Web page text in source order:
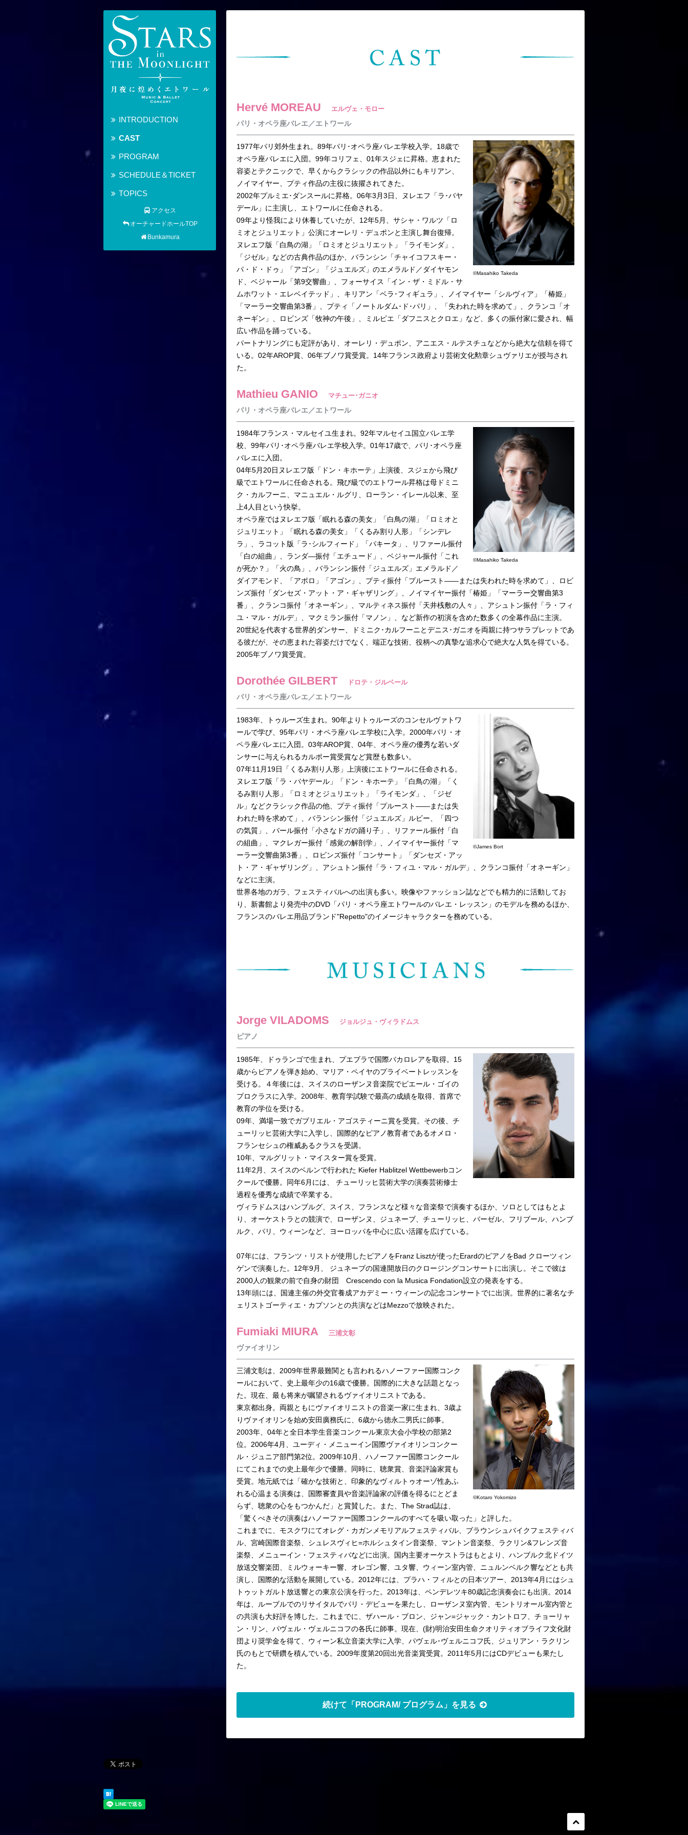
INTRODUCTION
CAST
PROGRAM
SCHEDULE＆TICKET
TOPICS
アクセス
オーチャードホールTOP
Bunkamura
Hervé MOREAU エルヴェ・モロー
パリ・オペラ座バレエ／エトワール
©Masahiko Takeda
1977年パリ郊外生まれ。89年パリ･オペラ座バレエ学校入学。18歳で
オペラ座バレエに入団。99年コリフェ、01年スジェに昇格。恵まれた
容姿とテクニックで、早くからクラシックの作品以外にもキリアン、
ノイマイヤー、プティ作品の主役に抜擢されてきた。
2002年プルミエ･ダンスールに昇格。06年3月3日、ヌレエフ「ラ･バヤ
デール」に主演し、エトワールに任命される。
09年より怪我により休養していたが、12年5月、サシャ・ワルツ「ロ
ミオとジュリエット」公演にオーレリ・デュポンと主演し舞台復帰。
ヌレエフ版「白鳥の湖」「ロミオとジュリエット」「ライモンダ」、
「ジゼル」などの古典作品のほか、バランシン「チャイコフスキー・
パ・ド・ドゥ」「アゴン」「ジュエルズ」のエメラルド／ダイヤモン
ド、ベジャール「第9交響曲」、フォーサイス「イン・ザ・ミドル・サ
ムホワット・エレベイテッド」、キリアン「ベラ･フィギュラ」、ノイマイヤー「シルヴィア」「椿姫」
「マーラー交響曲第3番」、プティ「ノートルダム･ド･パリ」、「失われた時を求めて」、クランコ「オ
ネーギン」、ロビンズ「牧神の午後」、ミルピエ「ダフニスとクロエ」など、多くの振付家に愛され、幅
広い作品を踊っている。
パートナリングにも定評があり、オーレリ・デュポン、アニエス・ルテスチュなどから絶大な信頼を得て
いる。02年AROP賞、06年ブノワ賞受賞。14年フランス政府より芸術文化勲章シュヴァリエが授与され
た。
Mathieu GANIO マチュー･ガニオ
パリ・オペラ座バレエ／エトワール
©Masahiko Takeda
1984年フランス・マルセイユ生まれ。92年マルセイユ国立バレエ学
校、99年パリ･オペラ座バレエ学校入学。01年17歳で、パリ･オペラ座
バレエに入団。
04年5月20日ヌレエフ版「ドン・キホーテ」上演後、スジェから飛び
級でエトワールに任命される。飛び級でのエトワール昇格は母ドミニ
ク・カルフーニ、マニュエル・ルグリ、ローラン・イレール以来、至
上4人目という快挙。
オペラ座ではヌレエフ版「眠れる森の美女」「白鳥の湖」「ロミオと
ジュリエット」「眠れる森の美女」「くるみ割り人形」「シンデレ
ラ」、ラコット版「ラ･シルフィード」「パキータ」、リファール振付
「白の組曲」、ランダ―振付「エチュード」、ベジャール振付「これ
が死か？」「火の鳥」、バランシン振付「ジュエルズ」エメラルド／
ダイアモンド、「アポロ」「アゴン」、プティ振付「プルースト――または失われた時を求めて」、ロビ
ンズ振付「ダンセズ・アット・ア・ギャザリング」、ノイマイヤー振付「椿姫」「マーラー交響曲第3
番」、クランコ振付「オネーギン」、マルティネス振付「天井桟敷の人々」、アシュトン振付「ラ・フィ
ユ・マル・ガルデ」、マクミラン振付「マノン」、など新作の初演を含めた数多くの全幕作品に主演。
20世紀を代表する世界的ダンサー、ドミニク･カルフーニとデニス･ガニオを両親に持つサラブレットであ
る彼だが、その恵まれた容姿だけでなく、端正な技術、役柄への真摯な追求心で絶大な人気を得ている。
2005年ブノワ賞受賞。
Dorothée GILBERT ドロテ・ジルベール
パリ・オペラ座バレエ／エトワール
©James Bort
1983年、トゥルーズ生まれ。90年よりトゥルーズのコンセルヴァトワ
ールで学び、95年パリ・オペラ座バレエ学校に入学。2000年パリ・オ
ペラ座バレエに入団。03年AROP賞、04年、オペラ座の優秀な若いダ
ンサーに与えられるカルポー賞受賞など賞歴も数多い。
07年11月19日「くるみ割り人形」上演後にエトワールに任命される。
ヌレエフ版「ラ・バヤデール」「ドン・キホーテ」「白鳥の湖」「く
るみ割り人形」「ロミオとジュリエット」「ライモンダ」、「ジゼ
ル」などクラシック作品の他、プティ振付「プルースト――または失
われた時を求めて」、バランシン振付「ジュエルズ」ルビー、「四つ
の気質」、バール振付「小さなドガの踊り子」、リファール振付「白
の組曲」、マクレガー振付「感覚の解剖学」、ノイマイヤー振付「マ
ーラー交響曲第3番」、ロビンズ振付「コンサート」「ダンセズ・アッ
ト・ア・ギャザリング」、アシュトン振付「ラ・フィユ・マル・ガルデ」、クランコ振付「オネーギン」
などに主演。
世界各地のガラ、フェスティバルへの出演も多い。映像やファッション誌などでも精力的に活動してお
り、新書館より発売中のDVD「パリ・オペラ座エトワールのバレエ・レッスン」のモデルを務めるほか、
フランスのバレエ用品ブランド"Repetto"のイメージキャラクターを務めている。
Jorge VILADOMS ジョルジュ・ヴィラドムス
ピアノ
1985年、ドゥランゴで生まれ、プエブラで国際バカロレアを取得。15
歳からピアノを弾き始め、マリア・ペイヤのプライベートレッスンを
受ける。４年後には、スイスのローザンヌ音楽院でピエール・ゴイの
プロクラスに入学。2008年、教育学試験で最高の成績を取得、首席で
教育の学位を受ける。
09年、満場一致でガブリエル・アゴスティーニ賞を受賞。その後、チ
ューリッヒ芸術大学に入学し、国際的なピアノ教育者であるオメロ・
フランセシュの権威あるクラスを受講。
10年、マルグリット・マイスター賞を受賞。
11年2月、スイスのベルンで行われた Kiefer Hablitzel Wettbewerbコン
クールで優勝。同年6月には、 チューリッヒ芸術大学の演奏芸術修士
過程を優秀な成績で卒業する。
ヴィラドムスはハンブルグ、スイス、フランスなど様々な音楽祭で演奏するほか、ソロとしてはもとよ
り、オーケストラとの競演で、ローザンヌ、ジュネーブ、チューリッヒ、バーゼル、フリブール、ハンブ
ルク、パリ、ウィーンなど、ヨーロッパを中心に広い活躍を広げている。
07年には、フランツ・リストが使用したピアノをFranz Lisztが使ったErardのピアノをBad クローツィン
ゲンで演奏した。12年9月、 ジュネーブの国連開放日のクロージングコンサートに出演し。そこで彼は
2000人の観衆の前で自身の財団 Crescendo con la Musica Fondation設立の発表をする。
13年頭には、国連主催の外交官養成アカデミー・ウィーンの記念コンサートでに出演。世界的に著名なチ
ェリストゴーティエ・カプソンとの共演などはMezzoで放映された。
Fumiaki MIURA 三浦文彰
ヴァイオリン
©Kotaro Yokomizo
三浦文彰は、2009年世界最難関とも言われるハノーファー国際コンク
ールにおいて、史上最年少の16歳で優勝。国際的に大きな話題となっ
た。現在、最も将来が嘱望されるヴァイオリニストである。
東京都出身。両親ともにヴァイオリニストの音楽一家に生まれ、3歳よ
りヴァイオリンを始め安田廣務氏に、6歳から徳永二男氏に師事。
2003年、04年と全日本学生音楽コンクール東京大会小学校の部第2
位。2006年4月、ユーディ・メニューイン国際ヴァイオリンコンクー
ル・ジュニア部門第2位。2009年10月、ハノーファー国際コンクール
にてこれまでの史上最年少で優勝。同時に、聴衆賞、音楽評論家賞も
受賞。地元紙では「確かな技術と、印象的なヴィルトゥオーゾ性あふ
れる心温まる演奏は、国際審査員や音楽評論家の評価を得るにとどま
らず、聴衆の心をもつかんだ」と賞賛した。また、The Strad誌は、
「驚くべきその演奏はハノーファー国際コンクールのすべてを吸い取った」と評した。
これまでに、モスクワにてオレグ・カガンメモリアルフェスティバル、ブラウンシュバイクフェスティバ
ル、宮崎国際音楽祭、シュレスヴィヒ=ホルシュタイン音楽祭、マントン音楽祭、ラクリン&フレンズ音
楽祭、メニューイン・フェスティバなどに出演。国内主要オーケストラはもとより、ハンブルク北ドイツ
放送交響楽団、ミルウォーキー響、オレゴン響、ユタ響、ウィーン室内管、ニュルンベルク響などとも共
演し、国際的な活動を展開している。2012年には、プラハ・フィルとの日本ツアー、2013年4月にはシュ
トゥットガルト放送響との東京公演を行った。2013年は、ペンデレツキ80歳記念演奏会にも出演。2014
年は、ルーブルでのリサイタルでパリ・デビューを果たし、ローザンヌ室内管、モントリオール室内管と
の共演も大好評を博した。これまでに、ザハール・ブロン、ジャン=ジャック・カントロフ、チョーリャ
ン・リン、パヴェル・ヴェルニコフの各氏に師事。現在、(財)明治安田生命クオリティオブライフ文化財
団より奨学金を得て、ウィーン私立音楽大学に入学、パヴェル･ヴェルニコフ氏、ジュリアン・ラクリン
氏のもとで研鑽を積んでいる。2009年度第20回出光音楽賞受賞。2011年5月にはCDデビューも果たし
た。
続けて「PROGRAM/ プログラム」を見る